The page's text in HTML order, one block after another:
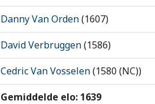
Danny Van Orden(1607)
David Verbruggen(1586)
Cedric Van Vosselen(1580 (NC))
Gemiddelde elo: 1639